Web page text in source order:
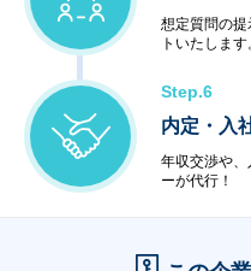
想定質問の
トいたします
Step.6
内定・入
年収交渉や
ーが代行！